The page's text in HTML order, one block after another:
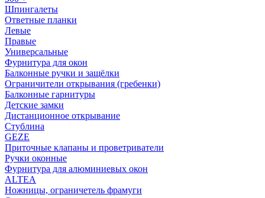
Шпингалеты
Ответные планки
Левые
Правые
Универсальные
Фурнитура для окон
Балконные ручки и защёлки
Ограничители открывания (гребенки)
Балконные гарнитуры
Детские замки
Дистанционное открывание
Стублина
GEZE
Приточные клапаны и проветриватели
Ручки оконные
Фурнитура для алюминиевых окон
ALTEA
Ножницы, ограничетель фрамуги